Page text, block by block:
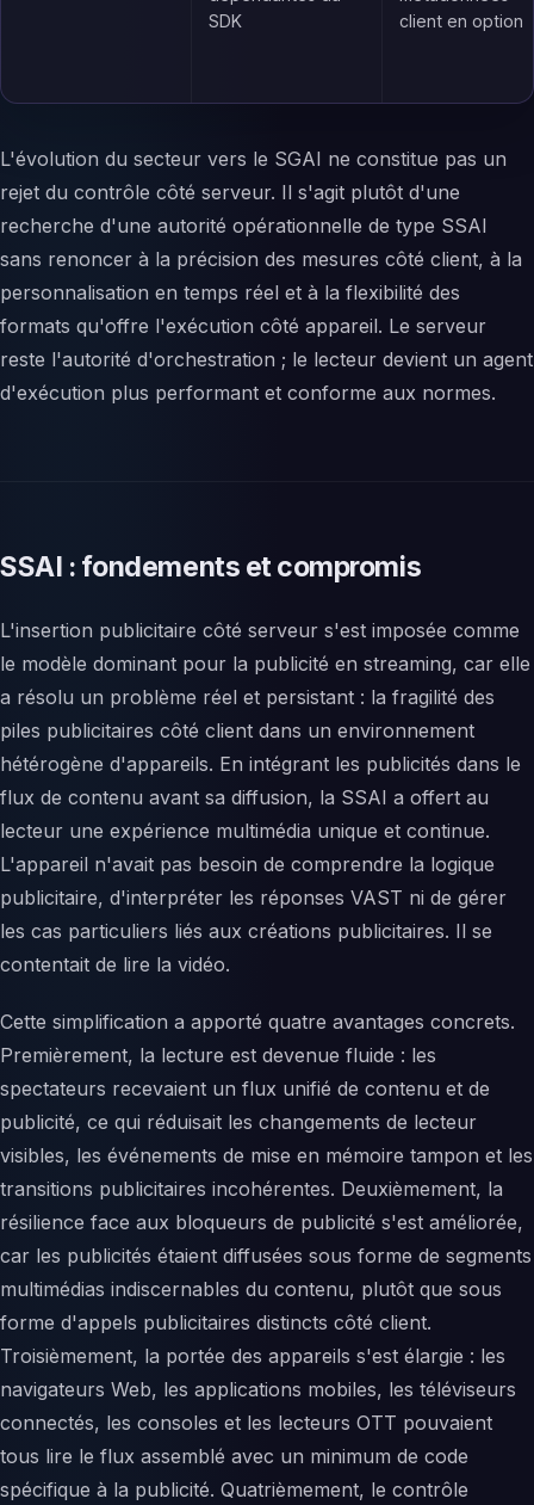
SDK
client en option
L'évolution du secteur vers le SGAI ne constitue pas un
rejet du contrôle côté serveur. Il s'agit plutôt d'une
recherche d'une autorité opérationnelle de type SSAI
sans renoncer à la précision des mesures côté client, à la
personnalisation en temps réel et à la flexibilité des
formats qu'offre l'exécution côté appareil. Le serveur
reste l'autorité d'orchestration ; le lecteur devient un agent
d'exécution plus performant et conforme aux normes.
SSAI : fondements et compromis
L'insertion publicitaire côté serveur s'est imposée comme
le modèle dominant pour la publicité en streaming, car elle
a résolu un problème réel et persistant : la fragilité des
piles publicitaires côté client dans un environnement
hétérogène d'appareils. En intégrant les publicités dans le
flux de contenu avant sa diffusion, la SSAI a offert au
lecteur une expérience multimédia unique et continue.
L'appareil n'avait pas besoin de comprendre la logique
publicitaire, d'interpréter les réponses VAST ni de gérer
les cas particuliers liés aux créations publicitaires. Il se
contentait de lire la vidéo.
Cette simplification a apporté quatre avantages concrets.
Premièrement, la lecture est devenue fluide : les
spectateurs recevaient un flux unifié de contenu et de
publicité, ce qui réduisait les changements de lecteur
visibles, les événements de mise en mémoire tampon et les
transitions publicitaires incohérentes. Deuxièmement, la
résilience face aux bloqueurs de publicité s'est améliorée,
car les publicités étaient diffusées sous forme de segments
multimédias indiscernables du contenu, plutôt que sous
forme d'appels publicitaires distincts côté client.
Troisièmement, la portée des appareils s'est élargie : les
navigateurs Web, les applications mobiles, les téléviseurs
connectés, les consoles et les lecteurs OTT pouvaient
tous lire le flux assemblé avec un minimum de code
spécifique à la publicité. Quatrièmement, le contrôle